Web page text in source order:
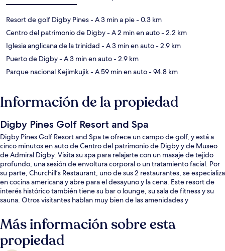
Resort de golf Digby Pines- A 3 min a pie- 0.3 km
Centro del patrimonio de Digby- A 2 min en auto- 2.2 km
Iglesia anglicana de la trinidad - A 3 min en auto- 2.9 km
Puerto de Digby- A 3 min en auto- 2.9 km
Parque nacional Kejimkujik- A 59 min en auto- 94.8 km
Información de la propiedad
Digby Pines Golf Resort and Spa
Digby Pines Golf Resort and Spa te ofrece un campo de golf, y está a
cinco minutos en auto de Centro del patrimonio de Digby y de Museo
de Admiral Digby. Visita su spa para relajarte con un masaje de tejido
profundo, una sesión de envoltura corporal o un tratamiento facial. Por
su parte, Churchill’s Restaurant, uno de sus 2 restaurantes, se especializa
en cocina americana y abre para el desayuno y la cena. Este resort de
interés histórico también tiene su bar o lounge, su sala de fitness y su
sauna. Otros visitantes hablan muy bien de las amenidades y
Más información sobre esta
propiedad